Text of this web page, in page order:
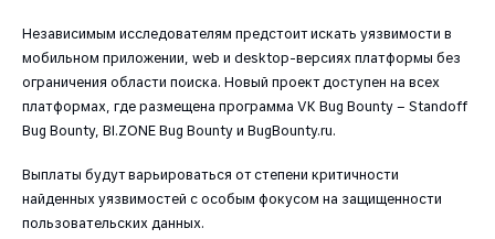
Независимым исследователям предстоит искать уязвимости в
мобильном приложении, web и desktop-версиях платформы без
ограничения области поиска. Новый проект доступен на всех
платформах, где размещена программа VK Bug Bounty – Standoff
Bug Bounty, BI.ZONE Bug Bounty и BugBounty.ru.
Выплаты будут варьироваться от степени критичности
найденных уязвимостей с особым фокусом на защищенности
пользовательских данных.